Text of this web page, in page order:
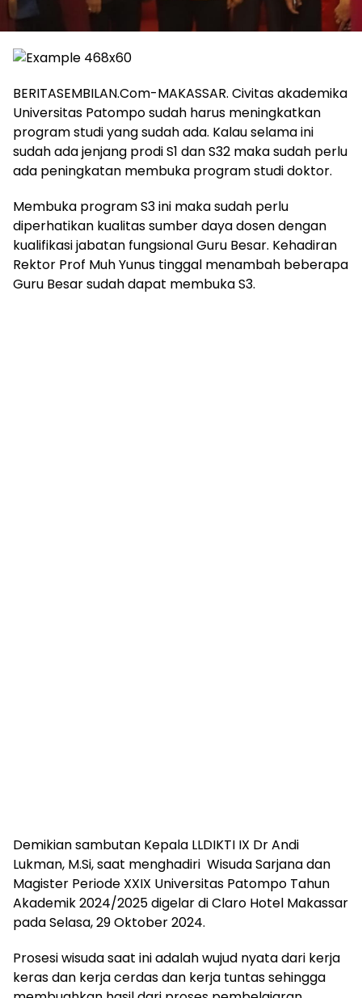
BERITASEMBILAN.Com-MAKASSAR. Civitas akademika
Universitas Patompo sudah harus meningkatkan
program studi yang sudah ada. Kalau selama ini
sudah ada jenjang prodi S1 dan S32 maka sudah perlu
ada peningkatan membuka program studi doktor.
Membuka program S3 ini maka sudah perlu
diperhatikan kualitas sumber daya dosen dengan
kualifikasi jabatan fungsional Guru Besar. Kehadiran
Rektor Prof Muh Yunus tinggal menambah beberapa
Guru Besar sudah dapat membuka S3.
Demikian sambutan Kepala LLDIKTI IX Dr Andi
Lukman, M.Si, saat menghadiri Wisuda Sarjana dan
Magister Periode XXIX Universitas Patompo Tahun
Akademik 2024/2025 digelar di Claro Hotel Makassar
pada Selasa, 29 Oktober 2024.
Prosesi wisuda saat ini adalah wujud nyata dari kerja
keras dan kerja cerdas dan kerja tuntas sehingga